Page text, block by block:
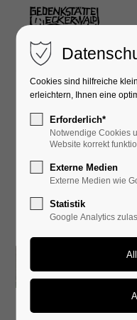
Login
Passwort
Anmelden
Lost your
Presseberichte
2025
Cookies sind hilfreiche
erleichtern, Ihnen eine
Erforderlich*
Notwendige Cookies
Website korrekt
Externe Medien
Externe Medien wie
Statistik
Google Analytics